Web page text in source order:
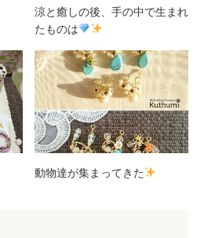
涼と癒しの後、手の中で生まれ
たものは
動物達が集まってきた